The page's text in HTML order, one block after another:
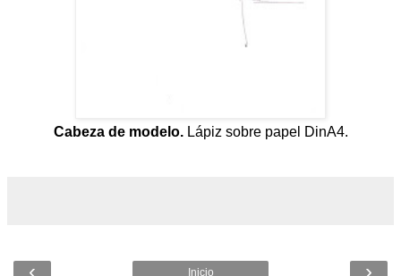
Cabeza de modelo.Lápiz sobre papel DinA4.
‹ ›
Inicio